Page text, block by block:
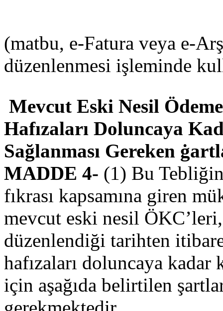
(matbu, e-Fatura veya e-
düzenlenmesi işleminde
Mevcut Eski Nesil
Hafızaları Doluncaya
Sağlanması Gereken
MADDE 4- (1) Bu
fıkrası kapsamına giren
mevcut eski nesil ÖKC’leri,
düzenlendiği tarihten
hafızaları doluncaya
için aşağıda belirtilen